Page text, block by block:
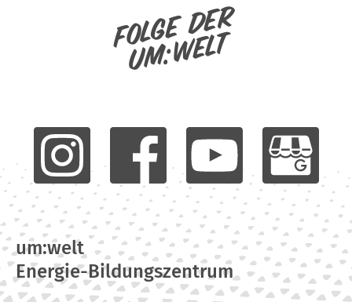
Folge der
um:welt
um:welt
Energie-Bildungszentrum